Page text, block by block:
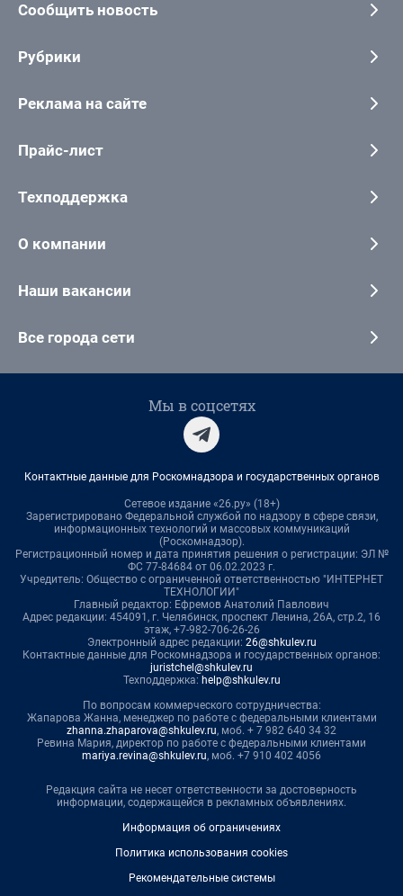
Сообщить новость
Рубрики
Реклама на сайте
Прайс-лист
Техподдержка
О компании
Наши вакансии
Все города сети
Мы в соцсетях
Контактные данные для Роскомнадзора и государственных органов
Сетевое издание «26.ру» (18+)
Зарегистрировано Федеральной службой по надзору в сфере связи,
информационных технологий и массовых коммуникаций
(Роскомнадзор).
Регистрационный номер и дата принятия решения о регистрации: ЭЛ №
ФС 77-84684 от 06.02.2023 г.
Учредитель: Общество с ограниченной ответственностью "ИНТЕРНЕТ
ТЕХНОЛОГИИ"
Главный редактор: Ефремов Анатолий Павлович
Адрес редакции: 454091, г. Челябинск, проспект Ленина, 26А, стр.2, 16
этаж, +7-982-706-26-26
Электронный адрес редакции: 26@shkulev.ru
Контактные данные для Роскомнадзора и государственных органов:
juristchel@shkulev.ru
Техподдержка: help@shkulev.ru
По вопросам коммерческого сотрудничества:
Жапарова Жанна, менеджер по работе с федеральными клиентами
zhanna.zhaparova@shkulev.ru, моб. + 7 982 640 34 32
Ревина Мария, директор по работе с федеральными клиентами
mariya.revina@shkulev.ru, моб. +7 910 402 4056
Редакция сайта не несет ответственности за достоверность
информации, содержащейся в рекламных объявлениях.
Информация об ограничениях
Политика использования cookies
Рекомендательные системы